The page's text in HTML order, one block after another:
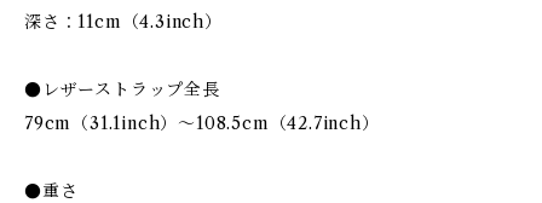
深さ：11cm（4.3inch）
●レザーストラップ全長
79cm（31.1inch）～108.5cm（42.7inch）
●重さ